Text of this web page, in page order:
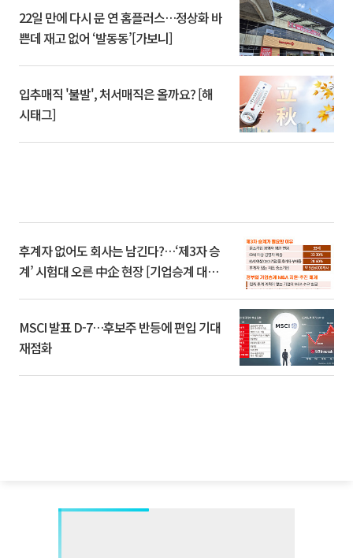
22일 만에 다시 문 연 홈플러스…정상화 바
쁜데 재고 없어 ‘발동동’[가보니]
입추매직 '불발', 처서매직은 올까요? [해
시태그]
후계자 없어도 회사는 남긴다?…‘제3자 승
계’ 시험대 오른 中企 현장 [기업승계 대전
MSCI 발표 D-7…후보주 반등에 편입 기대
재점화